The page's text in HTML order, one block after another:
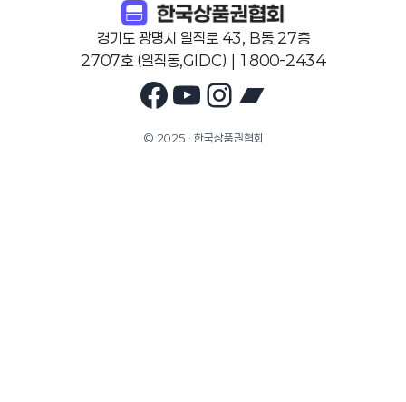
경기도 광명시 일직로 43, B동 27층
2707호 (일직동,GIDC) | 1800-2434
Facebook
YouTube
Instagram
© 2025 · 한국상품권협회